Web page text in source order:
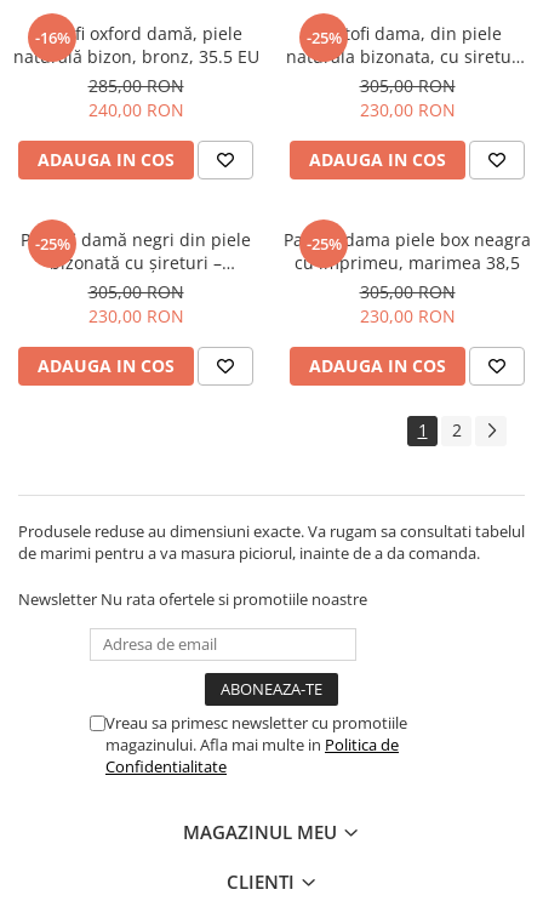
-16%
Pantofi oxford damă, piele
naturală bizon, bronz, 35.5 EU
285,00 RON
240,00 RON
ADAUGA IN COS
-25%
Pantofi dama, din piele
naturala bizonata, cu sireturi,
bej, marimea 37,5, 24.8x22 cm
305,00 RON
230,00 RON
ADAUGA IN COS
-25%
Pantofi damă negri din piele
bizonată cu șireturi –
mărimea 36.5
305,00 RON
230,00 RON
ADAUGA IN COS
-25%
Pantofi dama piele box neagra
cu imprimeu, marimea 38,5
305,00 RON
230,00 RON
ADAUGA IN COS
1 2
Produsele reduse au dimensiuni exacte. Va rugam sa consultati tabelul
de marimi pentru a va masura piciorul, inainte de a da comanda.
Newsletter Nu rata ofertele si promotiile noastre
Vreau sa primesc newsletter cu promotiile
magazinului. Afla mai multe in Politica de
Confidentialitate
MAGAZINUL MEU
CLIENTI